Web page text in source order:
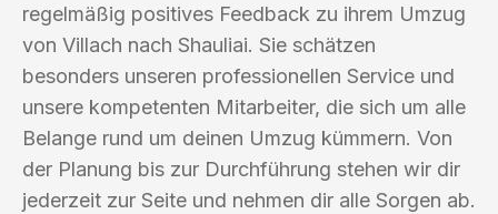
regelmäßig positives Feedback zu ihrem Umzug
von Villach nach Shauliai. Sie schätzen
besonders unseren professionellen Service und
unsere kompetenten Mitarbeiter, die sich um alle
Belange rund um deinen Umzug kümmern. Von
der Planung bis zur Durchführung stehen wir dir
jederzeit zur Seite und nehmen dir alle Sorgen ab.